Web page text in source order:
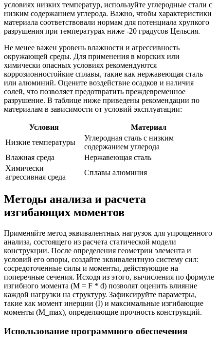
условиях низких температур, используйте углеродные стали с
низким содержанием углерода. Важно, чтобы характеристики
материала соответствовали нормам для потенциала хрупкого
разрушения при температурах ниже -20 градусов Цельсия.
Не менее важен уровень влажности и агрессивность
окружающей среды. Для применения в морских или
химически опасных условиях рекомендуются
коррозионностойкие сплавы, такие как нержавеющая сталь
или алюминий. Оцените воздействие осадков и наличия
солей, что позволяет предотвратить преждевременное
разрушение. В таблице ниже приведены рекомендации по
материалам в зависимости от условий эксплуатации:
Условия
Материал
Низкие температуры
Углеродная сталь с низким
содержанием углерода
Влажная среда
Нержавеющая сталь
Химически
агрессивная среда
Сплавы алюминия
Методы анализа и расчета
изгибающих моментов
Применяйте метод эквивалентных нагрузок для упрощенного
анализа, состоящего из расчета статической модели
конструкции. После определения геометрии элемента и
условий его опоры, создайте эквивалентную систему сил:
сосредоточенные силы и моменты, действующие на
поперечные сечения. Исходя из этого, вычисления по формуле
изгибного момента (M = F * d) позволят оценить влияние
каждой нагрузки на структуру. Зафиксируйте параметры,
такие как момент инерции (I) и максимальные изгибающие
моменты (M_max), определяющие прочность конструкций.
Использование программного обеспечения